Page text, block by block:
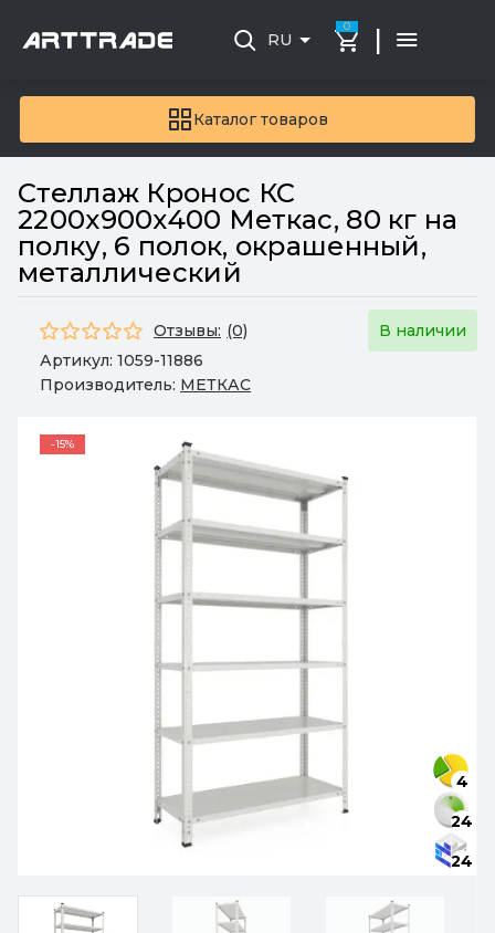
Каталог товаров
RU
0 |
Стеллаж Кронос КС
2200х900х400 Меткас, 80 кг на
полку, 6 полок, окрашенный,
металлический
Отзывы: (0)
В наличии
Артикул: 1059-11886
Производитель: МЕТКАС
-15%
4
24
24